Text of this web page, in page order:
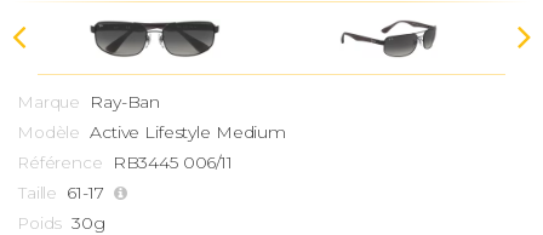
Marque Ray-Ban
Modèle Active Lifestyle Medium
Référence RB3445 006/11
Taille 61-17
Poids 30g